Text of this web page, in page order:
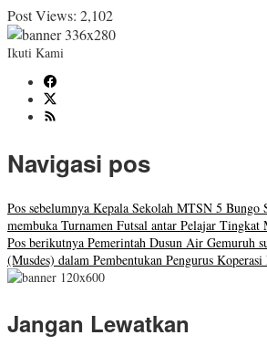
Post Views: 2,102
Ikuti Kami
Navigasi pos
Pos sebelumnya Kepala Sekolah MTSN 5 Bungo
membuka Turnamen Futsal antar Pelajar Tingkat
Pos berikutnya Pemerintah Dusun Air Gemuruh
(Musdes) dalam Pembentukan Pengurus
Jangan Lewatkan